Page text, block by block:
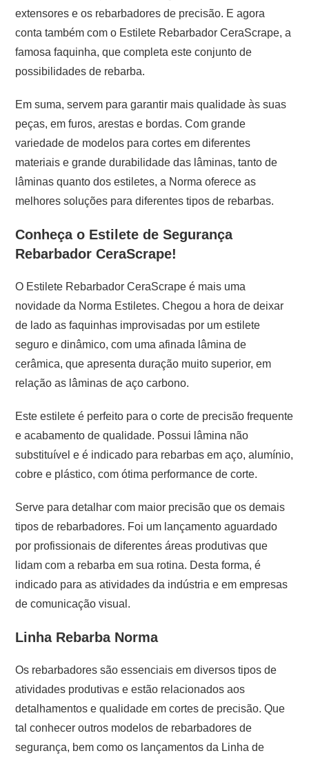
extensores e os rebarbadores de precisão. E agora
conta também com o Estilete Rebarbador CeraScrape, a
famosa faquinha, que completa este conjunto de
possibilidades de rebarba.
Em suma, servem para garantir mais qualidade às suas
peças, em furos, arestas e bordas. Com grande
variedade de modelos para cortes em diferentes
materiais e grande durabilidade das lâminas, tanto de
lâminas quanto dos estiletes, a Norma oferece as
melhores soluções para diferentes tipos de rebarbas.
Conheça o Estilete de Segurança
Rebarbador CeraScrape!
O Estilete Rebarbador CeraScrape é mais uma
novidade da Norma Estiletes. Chegou a hora de deixar
de lado as faquinhas improvisadas por um estilete
seguro e dinâmico, com uma afinada lâmina de
cerâmica, que apresenta duração muito superior, em
relação as lâminas de aço carbono.
Este estilete é perfeito para o corte de precisão frequente
e acabamento de qualidade. Possui lâmina não
substituível e é indicado para rebarbas em aço, alumínio,
cobre e plástico, com ótima performance de corte.
Serve para detalhar com maior precisão que os demais
tipos de rebarbadores. Foi um lançamento aguardado
por profissionais de diferentes áreas produtivas que
lidam com a rebarba em sua rotina. Desta forma, é
indicado para as atividades da indústria e em empresas
de comunicação visual.
Linha Rebarba Norma
Os rebarbadores são essenciais em diversos tipos de
atividades produtivas e estão relacionados aos
detalhamentos e qualidade em cortes de precisão. Que
tal conhecer outros modelos de rebarbadores de
segurança, bem como os lançamentos da Linha de